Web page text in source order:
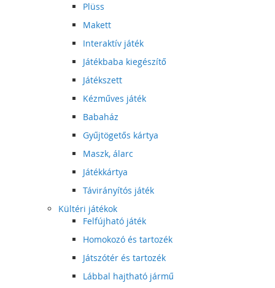
Plüss
Makett
Interaktív játék
Játékbaba kiegészítő
Játékszett
Kézműves játék
Babaház
Gyűjtögetős kártya
Maszk, álarc
Játékkártya
Távirányítós játék
Kültéri játékok
Felfújható játék
Homokozó és tartozék
Játszótér és tartozék
Lábbal hajtható jármű